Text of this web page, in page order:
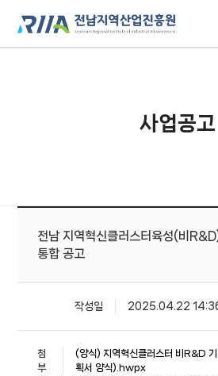
사업공고
전남 지역혁신클러스터육성(비
통합 공고
작성일 2025.04.22
첨
부
(양식) 지역혁신클러스터 비R&D 기
획서 양식).hwpx